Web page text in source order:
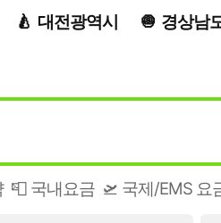
대전광역시 경상남
📮 국내요금 🛫 국제/EMS 요